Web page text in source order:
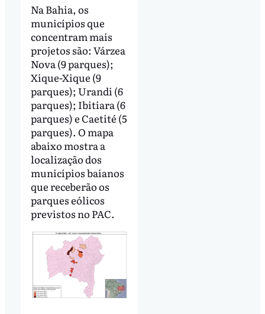
Na Bahia, os
municípios que
concentram mais
projetos são: Várzea
Nova (9 parques);
Xique-Xique (9
parques); Urandi (6
parques); Ibitiara (6
parques) e Caetité (5
parques). O mapa
abaixo mostra a
localização dos
municípios baianos
que receberão os
parques eólicos
previstos no PAC.